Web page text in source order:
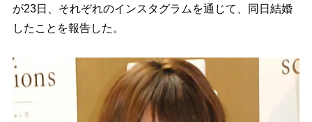
が23日、それぞれのインスタグラムを通じて、同日結婚
したことを報告した。